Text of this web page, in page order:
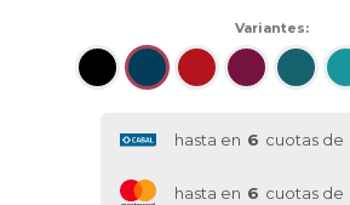
Variantes:
hasta en 6 cuotas de
hasta en 6 cuotas de